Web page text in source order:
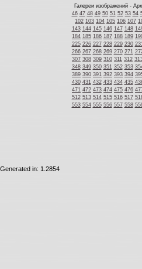
Галереи изображений -
46 47 48 49 50 51 52 53 54
102 103 104 105 106 107
143 144 145 146 147 148
184 185 186 187 188 189
225 226 227 228 229 230
266 267 268 269 270 271
307 308 309 310 311 312
348 349 350 351 352 353
389 390 391 392 393 394
430 431 432 433 434 435
471 472 473 474 475 476
512 513 514 515 516 517
553 554 555 556 557 558
Generated in: 1.2854